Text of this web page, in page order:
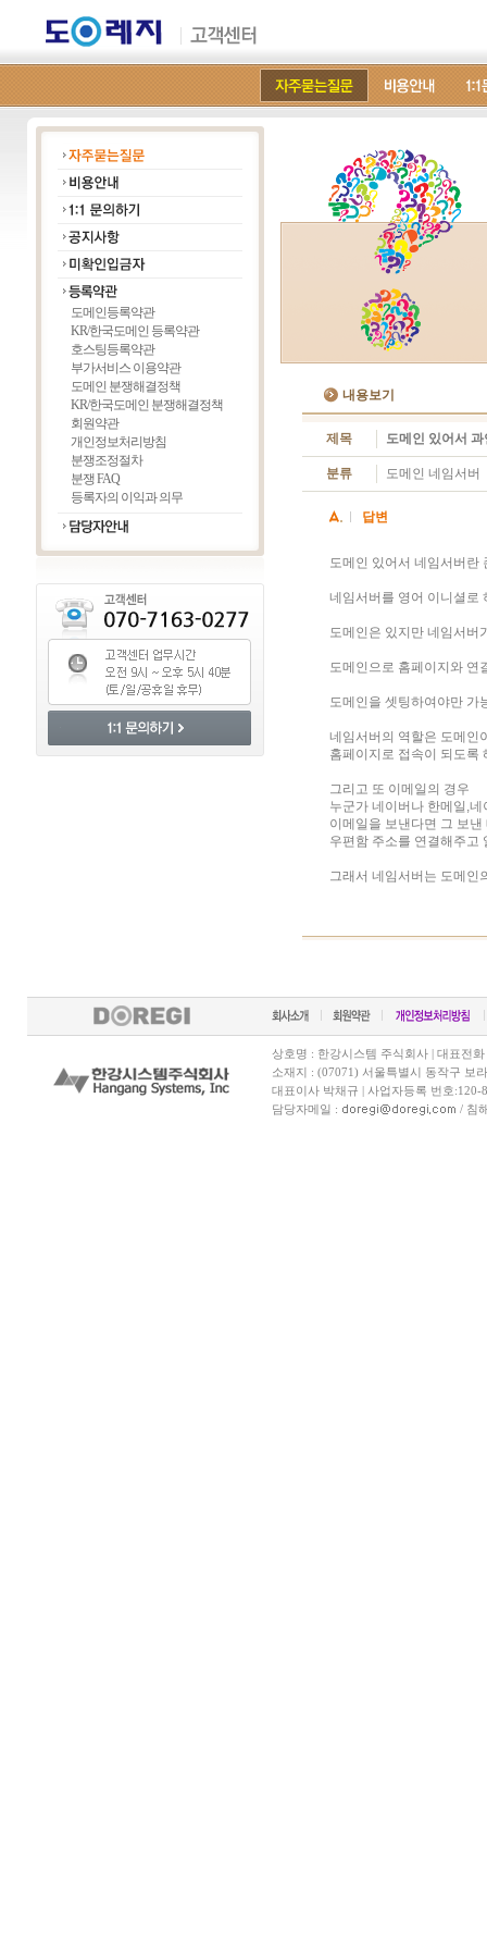
도메인등록약관
KR/한국도메인 등록약관
호스팅등록약관
부가서비스 이용약관
도메인 분쟁해결정책
KR/한국도메인 분쟁해결정책
회원약관
개인정보처리방침
분쟁조정절차
분쟁 FAQ
등록자의 이익과 의무
내용보기
제목 도메인 있어서
분류 도메인 네임서버
답변
도메인 있어서 네임서버란
네임서버를 영어 이니셜로
도메인은 있지만 네임서버
도메인으로 홈페이지와 연
도메인을 셋팅하여야만 가
네임서버의 역할은 도메인
홈페이지로 접속이 되도록
그리고 또 이메일의 경우
누군가 네이버나 한메일,
이메일을 보낸다면 그 보
우편함 주소를 연결해주고
그래서 네임서버는 도메인
상호명 : 한강시스템 주식회사 | 대표전
소재지 : (07071) 서울특별시 동작구 보
대표이사 박채규 | 사업자등록 번호
담당자메일 :
/ 침